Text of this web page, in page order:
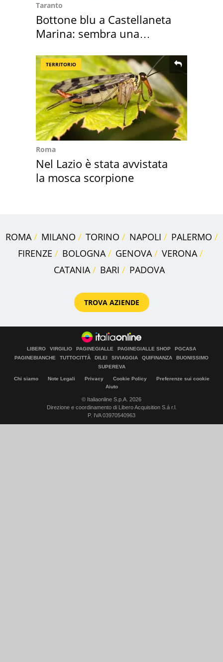
Taranto
Bottone blu a Castellaneta
Marina: sembra una
TERRITORIO
Roma
Nel Lazio è stata avvistata
la mosca scorpione
ROMA MILANO TORINO NAPOLI
PALERMO
FIRENZE
BOLOGNA GENOVA
VERONA
CATANIA
BARI PADOVA
TROVA AZIENDE
LIBERO VIRGILIO PAGINEGIALLE PAGINEGIALLE SHOP
PGCASA
PAGINEBIANCHE
TUTTOCITTÀ DILEI SIVIAGGIA QUIFINANZA
BUONISSIMO
SUPEREVA
Chi siamo Note Legali Privacy Cookie Policy
Preferenze sui cookie
Aiuto
© Italiaonline S.p.A. 2026
Direzione e coordinamento di Libero Acquisition S.á r.l.
P. IVA 03970540963